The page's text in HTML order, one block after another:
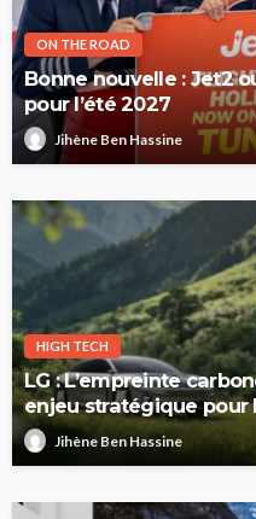
ON THE ROAD
Bonne nouvelle : Jet2
pour l’été 2027
Jihène Ben Hassine
HIGH TECH
LG : L’empreinte
enjeu stratégique pour
européenne
Jihène Ben Hassine